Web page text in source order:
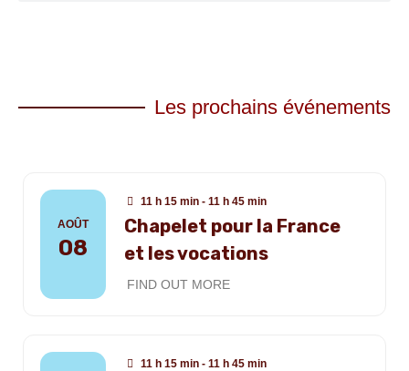
Les prochains événements
AOÛT
08
11 h 15 min - 11 h 45 min
Chapelet pour la France
et les vocations
FIND OUT MORE
11 h 15 min - 11 h 45 min